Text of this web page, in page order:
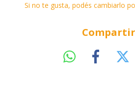
Si no te gusta, podés cambiarlo